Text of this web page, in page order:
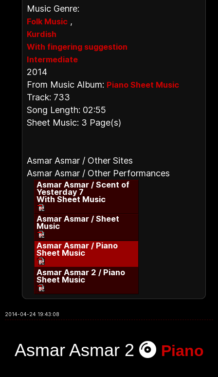
Music Genre:
Folk Music ,
Kurdish
With fingering suggestion
Intermediate
2014
From Music Album: Piano Sheet Music
Track: 733
Song Length: 02:55
Sheet Music: 3 Page(s)
Asmar Asmar / Other Sites
Asmar Asmar / Other Performances
Asmar Asmar / Scent of
Yesterday 7
With Sheet Music
Asmar Asmar / Sheet
Music
Asmar Asmar / Piano
Sheet Music
Asmar Asmar 2 / Piano
Sheet Music
2014-04-24 19:43:08
Asmar Asmar 2 Piano